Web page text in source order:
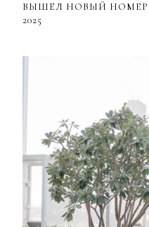
ВЫШЕЛ НОВЫЙ НОМЕР
2025